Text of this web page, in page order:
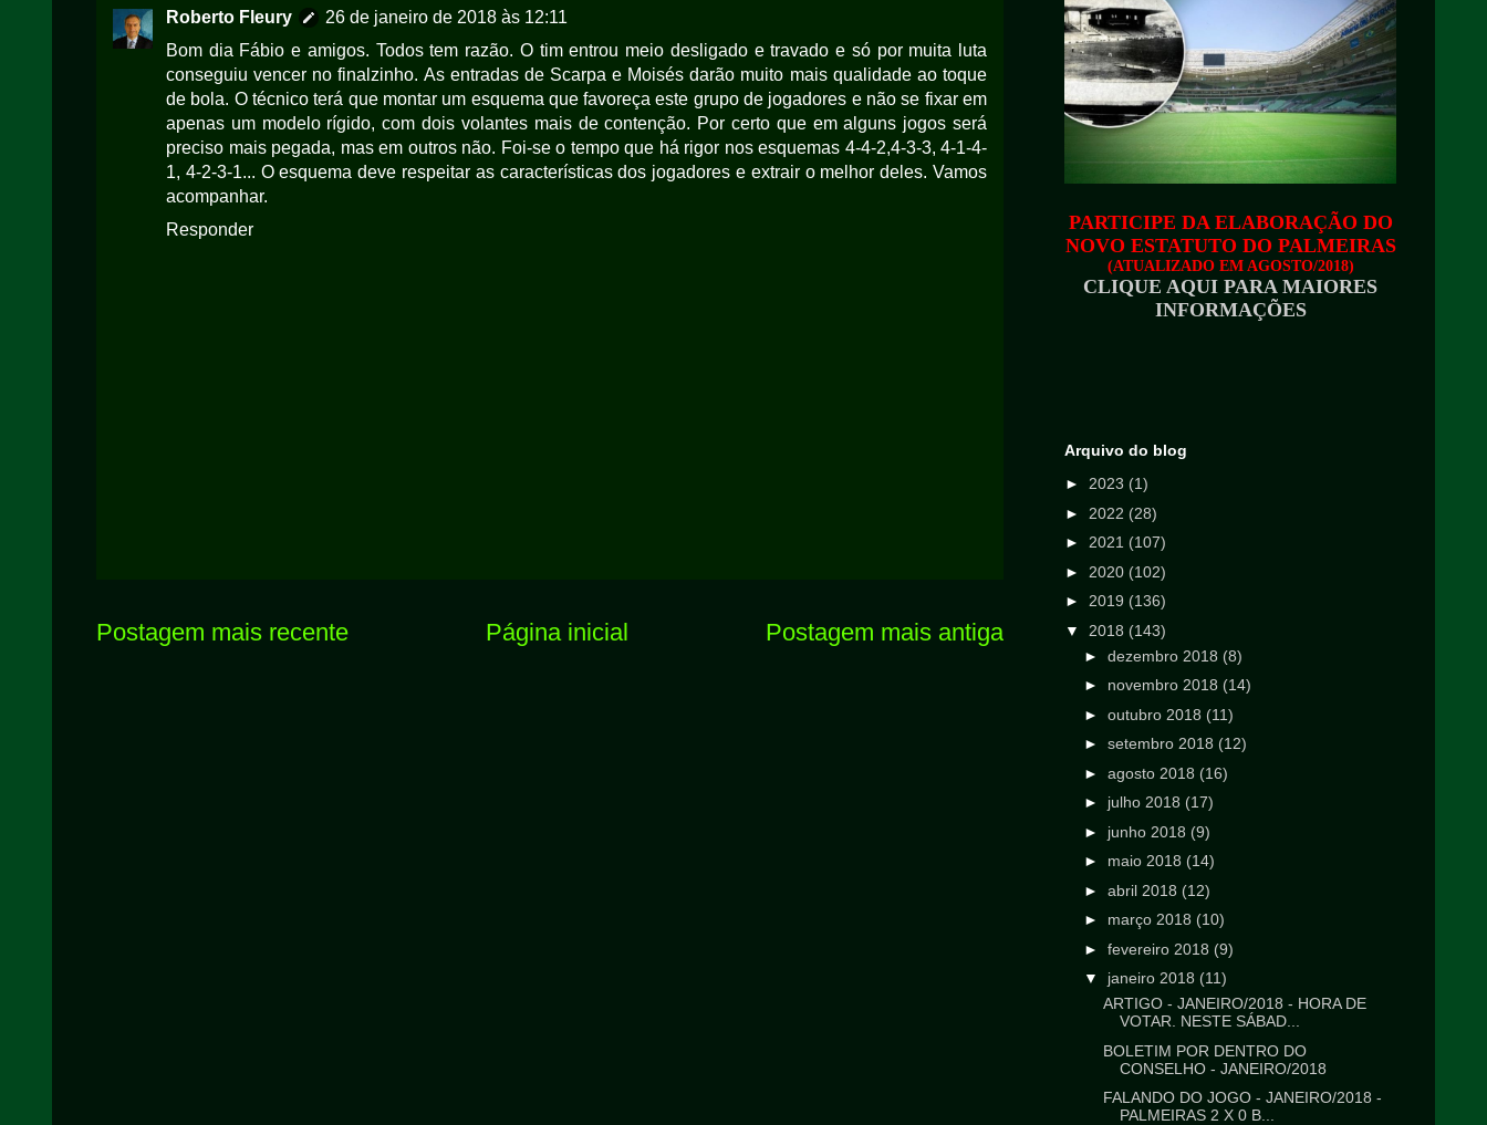
Roberto Fleury
26 de janeiro de 2018 às 12:11
Bom dia Fábio e amigos. Todos tem razão. O tim entrou meio desligado e travado e só por muita luta
conseguiu vencer no finalzinho. As entradas de Scarpa e Moisés darão muito mais qualidade ao toque
de bola. O técnico terá que montar um esquema que favoreça este grupo de jogadores e não se fixar em
apenas um modelo rígido, com dois volantes mais de contenção. Por certo que em alguns jogos será
preciso mais pegada, mas em outros não. Foi-se o tempo que há rigor nos esquemas 4-4-2,4-3-3, 4-1-4-
1, 4-2-3-1... O esquema deve respeitar as características dos jogadores e extrair o melhor deles. Vamos
acompanhar.
Responder
Postagem mais recente Postagem mais antiga
Página inicial
PARTICIPE DA ELABORAÇÃO DO
NOVO ESTATUTO DO PALMEIRAS
(ATUALIZADO EM AGOSTO/2018)
CLIQUE AQUI PARA MAIORES
INFORMAÇÕES
Arquivo do blog
► 2023 (1)
► 2022 (28)
► 2021 (107)
► 2020 (102)
► 2019 (136)
▼ 2018 (143)
► dezembro 2018 (8)
► novembro 2018 (14)
► outubro 2018 (11)
► setembro 2018 (12)
► agosto 2018 (16)
► julho 2018 (17)
► junho 2018 (9)
► maio 2018 (14)
► abril 2018 (12)
► março 2018 (10)
► fevereiro 2018 (9)
▼ janeiro 2018 (11)
ARTIGO - JANEIRO/2018 - HORA DE
VOTAR. NESTE SÁBAD...
BOLETIM POR DENTRO DO
CONSELHO - JANEIRO/2018
FALANDO DO JOGO - JANEIRO/2018 -
PALMEIRAS 2 X 0 B...